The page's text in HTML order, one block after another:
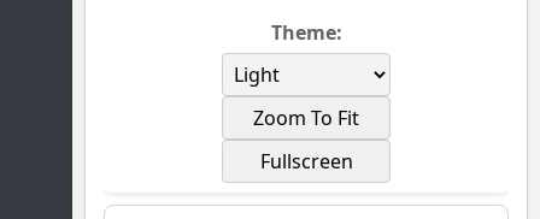
Theme:
Zoom To Fit
Fullscreen